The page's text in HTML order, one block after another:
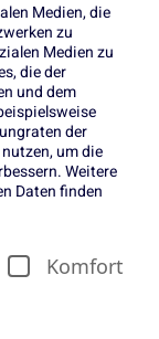
Medien, die
zu
Medien zu
die der
und dem
der
um die
Weitere
Daten finden
Komfort
und
mit
und